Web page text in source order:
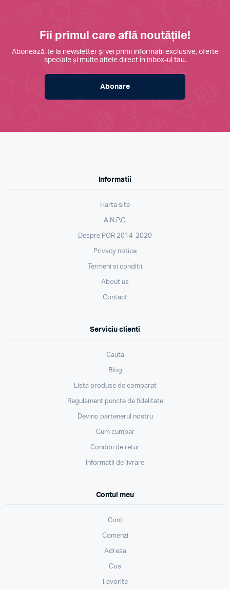
Fii primul care află noutățile!
Abonează-te la newsletter și vei primi informații exclusive, oferte
speciale și multe altele direct în inbox-ul tau.
Abonare
Informatii
Harta site
A.N.P.C.
Despre POR 2014-2020
Privacy notice
Termeni si conditii
About us
Contact
Serviciu clienti
Cauta
Blog
Lista produse de comparat
Regulament puncte de fidelitate
Devino partenerul nostru
Cum cumpar
Conditii de retur
Informatii de livrare
Contul meu
Cont
Comenzi
Adresa
Cos
Favorite